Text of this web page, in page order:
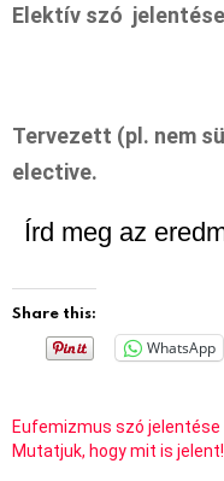
Elektív szó
Tervezett (pl. nem
elective.
Írd meg az
Share this:
WhatsApp
Eufemizmus szó jelentése
Mutatjuk, hogy mit is jelent!